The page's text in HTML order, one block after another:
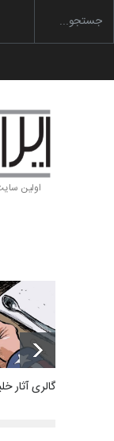
گزارش
اولین
گالری آثار